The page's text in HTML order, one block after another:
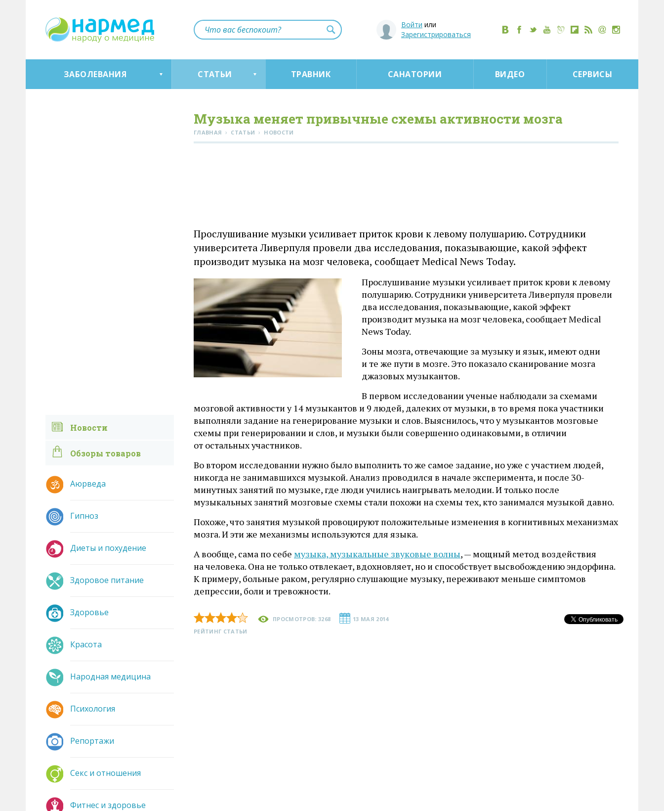
Войти или
Зарегистрироваться
ЗАБОЛЕВАНИЯ СТАТЬИ ТРАВНИК САНАТОРИИ ВИДЕО СЕРВИСЫ
Музыка меняет привычные схемы активности мозга
ГЛАВНАЯ › СТАТЬИ › НОВОСТИ
Прослушивание музыки усиливает приток крови к левому полушарию. Сотрудники
университета Ливерпуля провели два исследования, показывающие, какой эффект
производит музыка на мозг человека, сообщает Medical News Today.
Прослушивание музыки усиливает приток крови к левому
полушарию. Сотрудники университета Ливерпуля провели
два исследования, показывающие, какой эффект
производит музыка на мозг человека, сообщает Medical
News Today.
Зоны мозга, отвечающие за музыку и язык, имеют одни
и те же пути в мозге. Это показало сканирование мозга
джазовых музыкантов.
В первом исследовании ученые наблюдали за схемами
мозговой активности у 14 музыкантов и 9 людей, далеких от музыки, в то время пока участники
выполняли задание на генерирование музыки и слов. Выяснилось, что у музыкантов мозговые
схемы при генерировании и слов, и музыки были совершенно одинаковыми, в отличии
от остальных участников.
Во втором исследовании нужно было выполнить то же самое задание, но уже с участием людей,
никогда не занимавшихся музыкой. Анализ проводился в начале эксперимента, и после 30-
минутных занятий по музыке, где люди учились наигрывать мелодии. И только после
музыкальных занятий мозговые схемы стали похожи на схемы тех, кто занимался музыкой давно.
Похоже, что занятия музыкой провоцируют положительные изменения в когнитивных механизмах
мозга. И эти же механизмы используются для языка.
А вообще, сама по себе музыка, музыкальные звуковые волны, — мощный метод воздействия
на человека. Она не только отвлекает, вдохновляет, но и способствует высвобождению эндорфина.
К примеру, больные раком, регулярно слушающие музыку, переживают меньше симптомов
депрессии, боли и тревожности.
РЕЙТИНГ СТАТЬИ
ПРОСМОТРОВ: 3268 13 МАЯ 2014
Новости
Обзоры товаров
Аюрведа
Гипноз
Диеты и похудение
Здоровое питание
Здоровье
Красота
Народная медицина
Психология
Репортажи
Секс и отношения
Фитнес и здоровье